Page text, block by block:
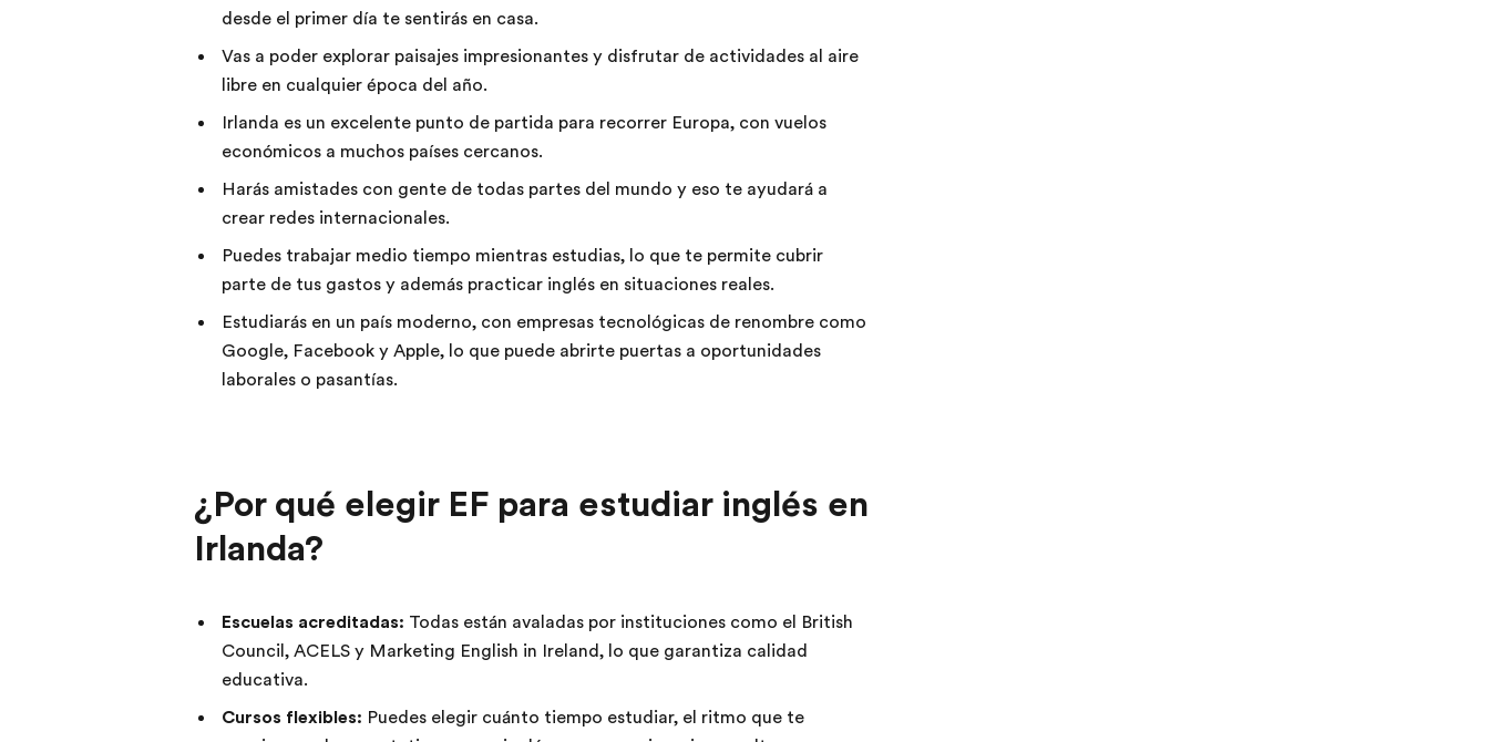
desde el primer día te sentirás en casa.
Vas a poder explorar paisajes impresionantes y disfrutar de actividades al aire
libre en cualquier época del año.
Irlanda es un excelente punto de partida para recorrer Europa, con vuelos
económicos a muchos países cercanos.
Harás amistades con gente de todas partes del mundo y eso te ayudará a
crear redes internacionales.
Puedes trabajar medio tiempo mientras estudias, lo que te permite cubrir
parte de tus gastos y además practicar inglés en situaciones reales.
Estudiarás en un país moderno, con empresas tecnológicas de renombre como
Google, Facebook y Apple, lo que puede abrirte puertas a oportunidades
laborales o pasantías.
¿Por qué elegir EF para estudiar inglés en
Irlanda?
Escuelas acreditadas: Todas están avaladas por instituciones como el British
Council, ACELS y Marketing English in Ireland, lo que garantiza calidad
educativa.
Cursos flexibles: Puedes elegir cuánto tiempo estudiar, el ritmo que te